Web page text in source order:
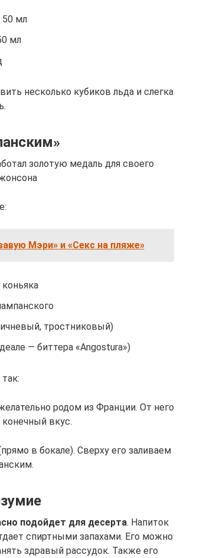
50 мл
мл
несколько кубиков льда и слегка
золотую медаль для своего
Мэри» и «Секс на пляже»
тростниковый)
— биттера «Angostura»)
родом из Франции. От него
вкус.
в бокале). Сверху его заливаем
подойдет для десерта. Напиток
спиртными запахами. Его можно
здравый рассудок. Также его